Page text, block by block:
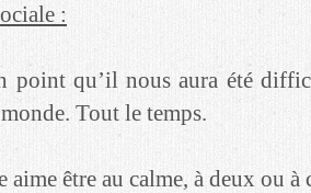
:
point qu’il nous aura été
Tout le temps.
aime être au calme, à deux ou